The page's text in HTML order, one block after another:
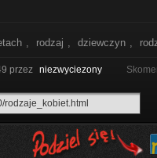
, rodzaj , dziewczyn ,
przez niezwyciezony